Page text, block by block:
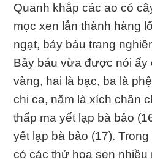
Quanh khắp các ao có
mọc xen lẫn thành hàng
ngạt, bảy báu trang
Bảy báu vừa được nói ấy
vàng, hai là bạc, ba là
chi ca, năm là xích chân
thấp ma yết lạp bà bảo
yết lạp bà bảo (17).
có các thứ hoa sen nhiều